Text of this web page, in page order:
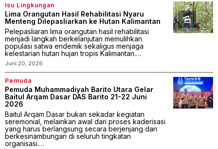
Isu Lingkungan
Lima Orangutan Hasil Rehabilitasi Nyaru
Menteng Dilepasliarkan ke Hutan Kalimantan
Pelepasliaran lima orangutan hasil rehabilitasi
menjadi langkah berkelanjutan memulihkan
populasi satwa endemik sekaligus menjaga
kelestarian hutan hujan tropis Kalimantan.…
Juni 20, 2026
Pemuda
Pemuda Muhammadiyah Barito Utara Gelar
Baitul Arqam Dasar DAS Barito 21-22 Juni
2026
Baitul Arqam Dasar bukan sekadar kegiatan
seremonial, melainkan awal dari proses kaderisasi
yang harus berlangsung secara berjenjang dan
berkesinambungan di seluruh tingkatan
organisasi.…